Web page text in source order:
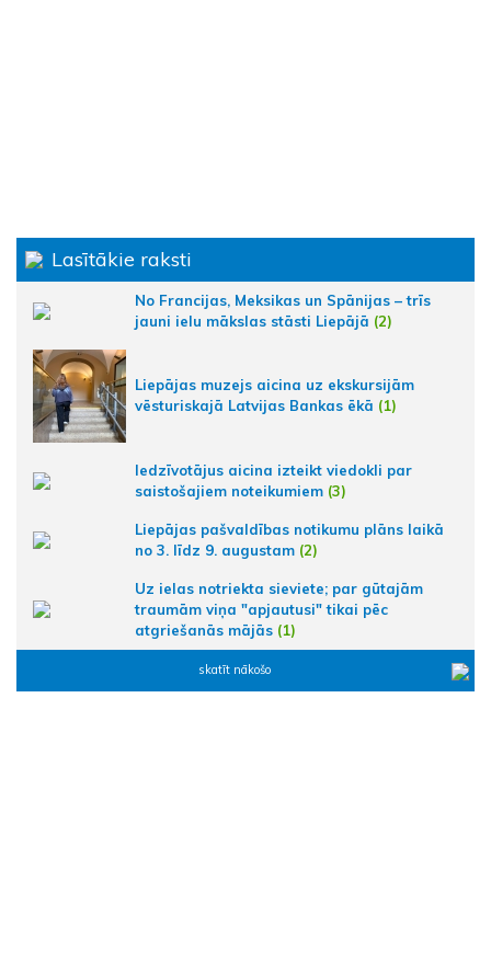
Lasītākie raksti
No Francijas, Meksikas un Spānijas – trīs
jauni ielu mākslas stāsti Liepājā (2)
Liepājas muzejs aicina uz ekskursijām
vēsturiskajā Latvijas Bankas ēkā (1)
Iedzīvotājus aicina izteikt viedokli par
saistošajiem noteikumiem (3)
Liepājas pašvaldības notikumu plāns laikā
no 3. līdz 9. augustam (2)
Uz ielas notriekta sieviete; par gūtajām
traumām viņa "apjautusi" tikai pēc
atgriešanās mājās (1)
skatīt nākošo